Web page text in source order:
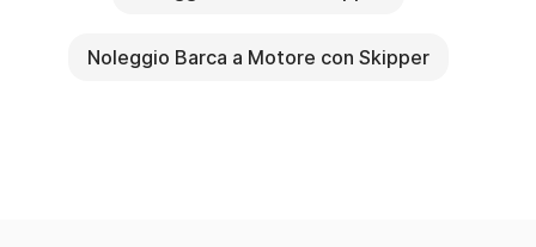
Noleggio Barca a Motore con Skipper